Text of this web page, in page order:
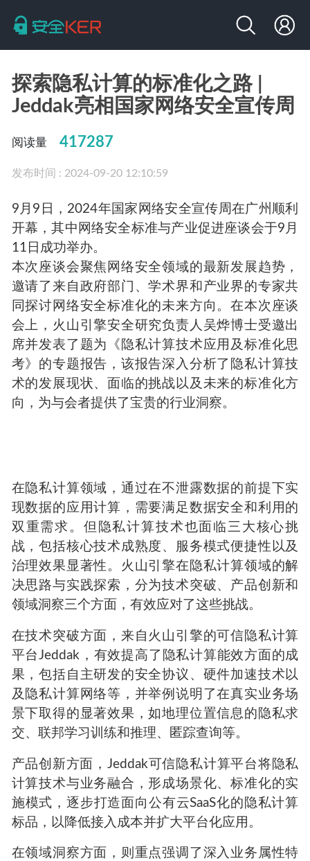
探索隐私计算的标准化之路 |
Jeddak亮相国家网络安全宣传周
阅读量 417287
发布时间 : 2024-09-20 12:10:59
9月9日，2024年国家网络安全宣传周在广州顺利
开幕，其中网络安全标准与产业促进座谈会于9月
11日成功举办。
本次座谈会聚焦网络安全领域的最新发展趋势，
邀请了来自政府部门、学术界和产业界的专家共
同探讨网络安全标准化的未来方向。在本次座谈
会上，火山引擎安全研究负责人吴烨博士受邀出
席并发表了题为《隐私计算技术应用及标准化思
考》的专题报告，该报告深入分析了隐私计算技
术的发展现状、面临的挑战以及未来的标准化方
向，为与会者提供了宝贵的行业洞察。
在隐私计算领域，通过在不泄露数据的前提下实
现数据的应用计算，需要满足数据安全和利用的
双重需求。但隐私计算技术也面临三大核心挑
战，包括核心技术成熟度、服务模式便捷性以及
治理效果显著性。火山引擎在隐私计算领域的解
决思路与实践探索，分为技术突破、产品创新和
领域洞察三个方面，有效应对了这些挑战。
在技术突破方面，来自火山引擎的可信隐私计算
平台Jeddak，有效提高了隐私计算能效方面的成
果，包括自主研发的安全协议、硬件加速技术以
及隐私计算网络等，并举例说明了在真实业务场
景下取得的显著效果，如地理位置信息的隐私求
交、联邦学习训练和推理、匿踪查询等。
产品创新方面，Jeddak可信隐私计算平台将隐私
计算技术与业务融合，形成场景化、标准化的实
施模式，逐步打造面向公有云SaaS化的隐私计算
标品，以降低接入成本并扩大平台化应用。
在领域洞察方面，则重点强调了深入业务属性特